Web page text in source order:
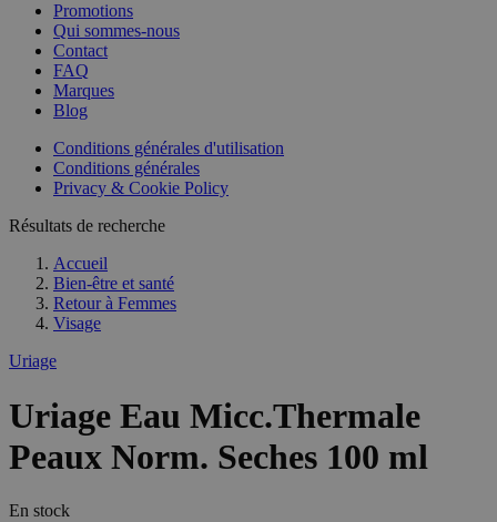
Promotions
Qui sommes-nous
Contact
FAQ
Marques
Blog
Conditions générales d'utilisation
Conditions générales
Privacy & Cookie Policy
Résultats de recherche
Accueil
Bien-être et santé
Retour à Femmes
Visage
Uriage
Uriage Eau Micc.Thermale
Peaux Norm. Seches 100 ml
En stock